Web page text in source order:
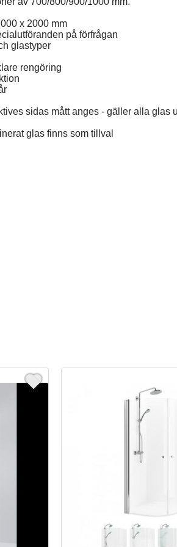
x 2000 mm
på förfrågan
glastyper
rengöring
sidas mått anges - gäller alla glas
glas finns som tillval